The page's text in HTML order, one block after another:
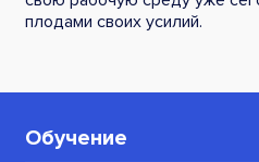
плодами своих усилий.
Обучение